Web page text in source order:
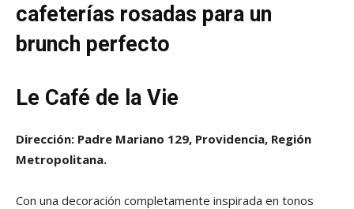
cafeterías rosadas para un
brunch perfecto
Le Café de la Vie
Dirección: Padre Mariano 129, Providencia, Región
Metropolitana.
Con una decoración completamente inspirada en tonos